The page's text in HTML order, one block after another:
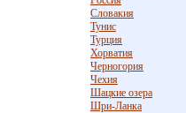
Словакия
Тунис
Турция
Хорватия
Черногория
Чехия
Шацкие озера
Шри-Ланка